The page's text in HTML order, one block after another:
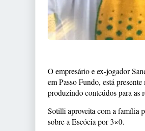
O empresário e ex-jogador
em Passo Fundo, está
produzindo conteúdos para as
Sotilli aproveita com a família
sobre a Escócia por 3×0.